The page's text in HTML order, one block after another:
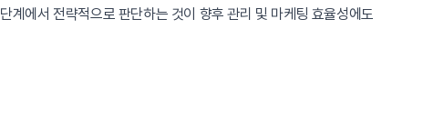
단계에서 전략적으로 판단하는 것이 향후 관리 및 마케팅 효율성에도